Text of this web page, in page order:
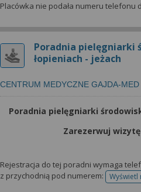
Placówka nie podała numeru telefonu
Poradnia pielęgniarki
łopieniach - jeżach
CENTRUM MEDYCZNE GAJDA-MED
Poradnia pielęgniarki
Zarezerwuj
Rejestracja do tej poradni wymaga
z przychodnią pod numerem:
Wyświetl